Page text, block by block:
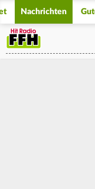
Nachrichten